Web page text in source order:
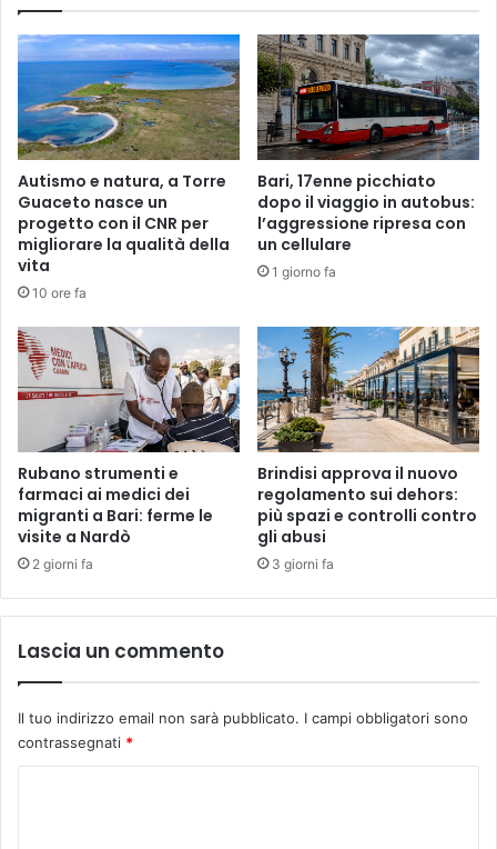
Autismo e natura, a Torre
Guaceto nasce un
progetto con il CNR per
migliorare la qualità della
vita
10 ore fa
Bari, 17enne picchiato
dopo il viaggio in autobus:
l’aggressione ripresa con
un cellulare
1 giorno fa
Rubano strumenti e
farmaci ai medici dei
migranti a Bari: ferme le
visite a Nardò
2 giorni fa
Brindisi approva il nuovo
regolamento sui dehors:
più spazi e controlli contro
gli abusi
3 giorni fa
Lascia un commento
Il tuo indirizzo email non sarà pubblicato. I campi obbligatori sono
contrassegnati *